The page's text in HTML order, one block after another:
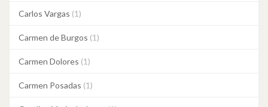
Carlos Vargas (1)
Carmen de Burgos (1)
Carmen Dolores (1)
Carmen Posadas (1)